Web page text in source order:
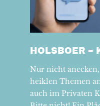
HOLSBOER –
Nur nicht
heiklen Themen
auch im Privaten